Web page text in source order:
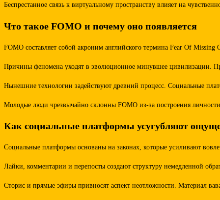
Беспрестанное связь к виртуальному пространству влияет на
Что такое FOMO и почему оно появляется
FOMO составляет собой акроним английского термина Fear Of
Причины феномена уходят в эволюционное минувшее цивилизации.
Нынешние технологии задействуют древний процесс. Социальные
Молодые люди чрезвычайно склонны FOMO из-за построения
Как социальные платформы усугубляют
Социальные платформы основаны на законах, которые усиливают
Лайки, комментарии и перепосты создают структуру немедленной
Сторис и прямые эфиры привносят аспект неотложности. Материал